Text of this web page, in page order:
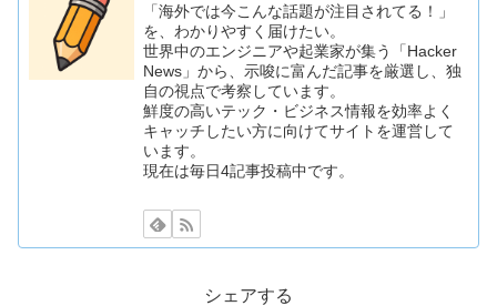
「海外では今こんな話題が注目されてる！」
を、わかりやすく届けたい。
世界中のエンジニアや起業家が集う「Hacker
News」から、示唆に富んだ記事を厳選し、独
自の視点で考察しています。
鮮度の高いテック・ビジネス情報を効率よく
キャッチしたい方に向けてサイトを運営して
います。
現在は毎日4記事投稿中です。
シェアする